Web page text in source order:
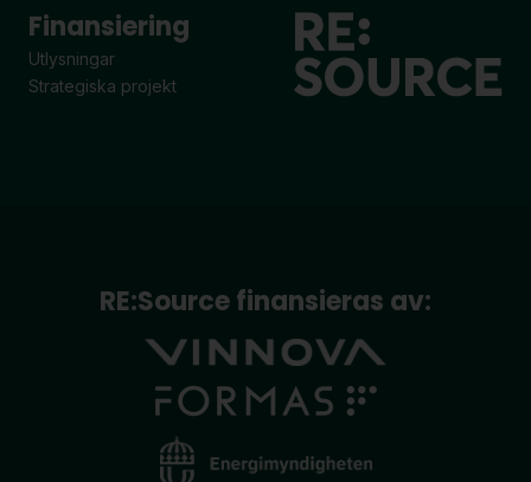
Finansiering
Utlysningar
Strategiska projekt
RE:Source finansieras av: